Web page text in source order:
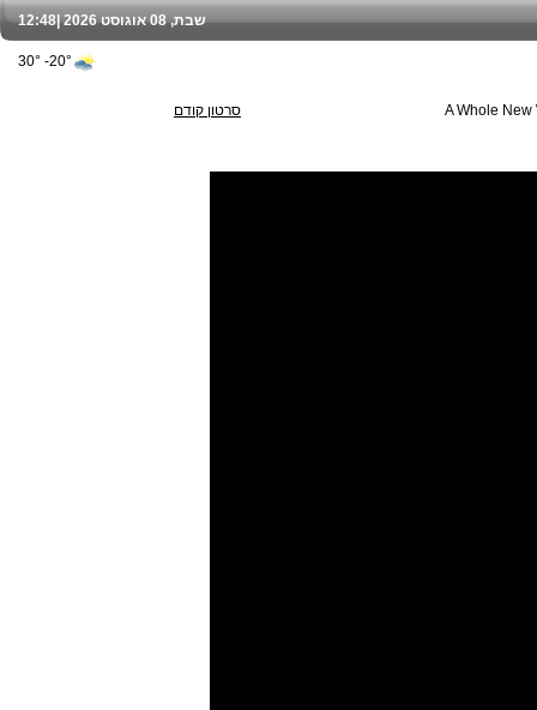
סרטון קודם A Whole
12:48 שבת, 08 אוגוסט 2026 |
20°- 30°